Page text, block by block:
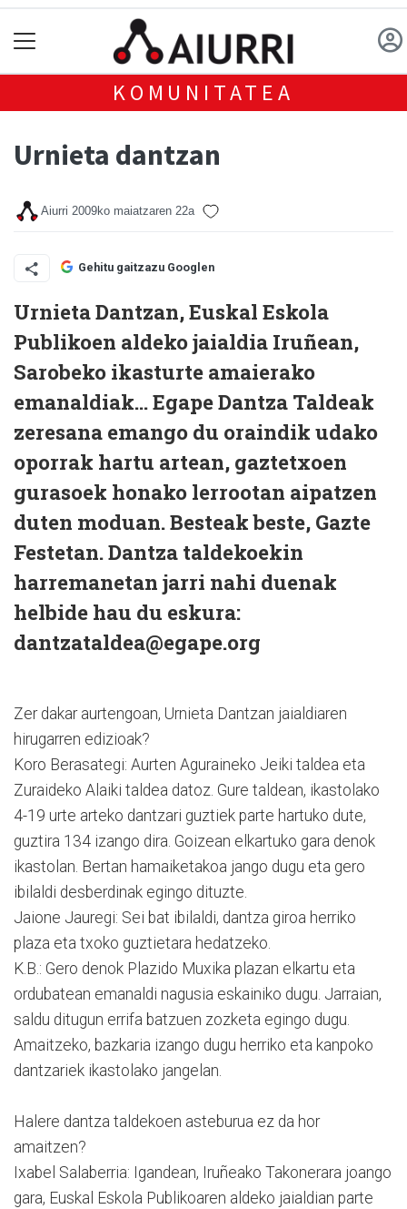
KOMUNITATEA
Urnieta dantzan
Aiurri 2009ko maiatzaren 22a
Gehitu gaitzazu Googlen
Urnieta Dantzan, Euskal Eskola
Publikoen aldeko jaialdia Iruñean,
Sarobeko ikasturte amaierako
emanaldiak… Egape Dantza Taldeak
zeresana emango du oraindik udako
oporrak hartu artean, gaztetxoen
gurasoek honako lerrootan aipatzen
duten moduan. Besteak beste, Gazte
Festetan. Dantza taldekoekin
harremanetan jarri nahi duenak
helbide hau du eskura:
dantzataldea@egape.org
Zer dakar aurtengoan, Urnieta Dantzan jaialdiaren
hirugarren edizioak?
Koro Berasategi: Aurten Aguraineko Jeiki taldea eta
Zuraideko Alaiki taldea datoz. Gure taldean, ikastolako
4-19 urte arteko dantzari guztiek parte hartuko dute,
guztira 134 izango dira. Goizean elkartuko gara denok
ikastolan. Bertan hamaiketakoa jango dugu eta gero
ibilaldi desberdinak egingo dituzte.
Jaione Jauregi: Sei bat ibilaldi, dantza giroa herriko
plaza eta txoko guztietara hedatzeko.
K.B.: Gero denok Plazido Muxika plazan elkartu eta
ordubatean emanaldi nagusia eskainiko dugu. Jarraian,
saldu ditugun errifa batzuen zozketa egingo dugu.
Amaitzeko, bazkaria izango dugu herriko eta kanpoko
dantzariek ikastolako jangelan.
Halere dantza taldekoen asteburua ez da hor
amaitzen?
Ixabel Salaberria: Igandean, Iruñeako Takonerara joango
gara, Euskal Eskola Publikoaren aldeko jaialdian parte